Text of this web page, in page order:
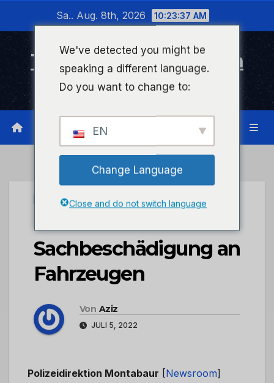
wechseln
Sa.. Aug. 8th, 2026 10:23:37 AM
Timeline Bad Kreuznach
Infonetzwerk für Bad Kreuznach
UNCATEGORIZED
POL-PDMT:
Sachbeschädigung an
Fahrzeugen
Von Aziz
JULI 5, 2022
Polizeidirektion Montabaur [Newsroom]
We've detected you might be
speaking a different language.
Do you want to change to:
EN
Change Language
Close and do not switch language